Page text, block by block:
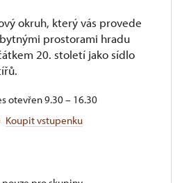
okruh, který vás provede
prostorami hradu
20. století jako sídlo
otevřen 9.30 – 16.30
Koupit vstupenku